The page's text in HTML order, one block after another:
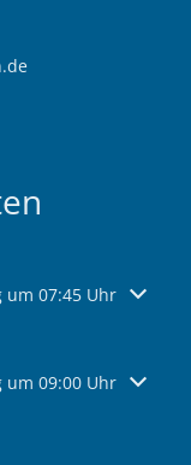
07:45 Uhr
09:00 Uhr